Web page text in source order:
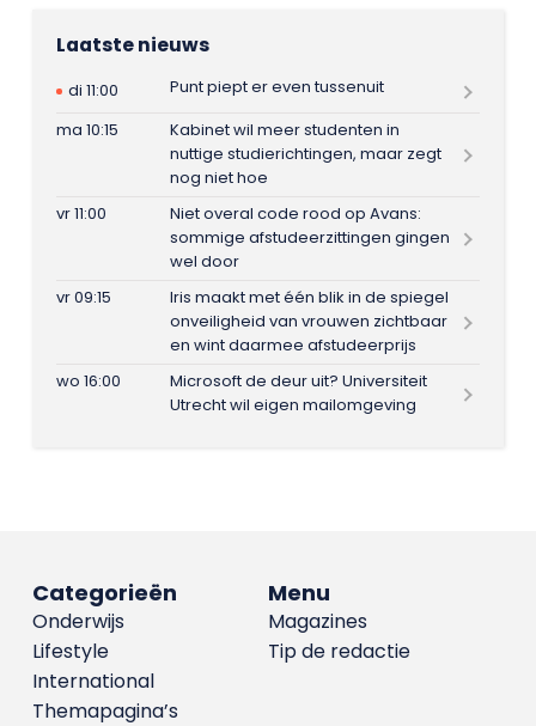
Laatste nieuws
di 11:00
Punt piept er even tussenuit
ma 10:15
Kabinet wil meer studenten in
nuttige studierichtingen, maar zegt
nog niet hoe
vr 11:00
Niet overal code rood op Avans:
sommige afstudeerzittingen gingen
wel door
vr 09:15
Iris maakt met één blik in de spiegel
onveiligheid van vrouwen zichtbaar
en wint daarmee afstudeerprijs
wo 16:00
Microsoft de deur uit? Universiteit
Utrecht wil eigen mailomgeving
Menu
Magazines
Tip de redactie
Categorieën
Onderwijs
Lifestyle
International
Themapagina’s